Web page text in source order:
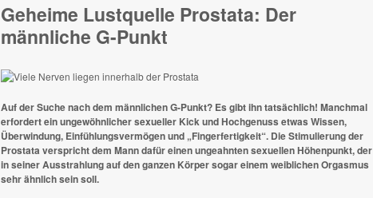
Geheime Lustquelle Prostata: Der
männliche G-Punkt
Auf der Suche nach dem männlichen G-Punkt? Es gibt ihn tatsächlich! Manchmal
erfordert ein ungewöhnlicher sexueller Kick und Hochgenuss etwas Wissen,
Überwindung, Einfühlungsvermögen und „Fingerfertigkeit“. Die Stimulierung der
Prostata verspricht dem Mann dafür einen ungeahnten sexuellen Höhenpunkt, der
in seiner Ausstrahlung auf den ganzen Körper sogar einem weiblichen Orgasmus
sehr ähnlich sein soll.